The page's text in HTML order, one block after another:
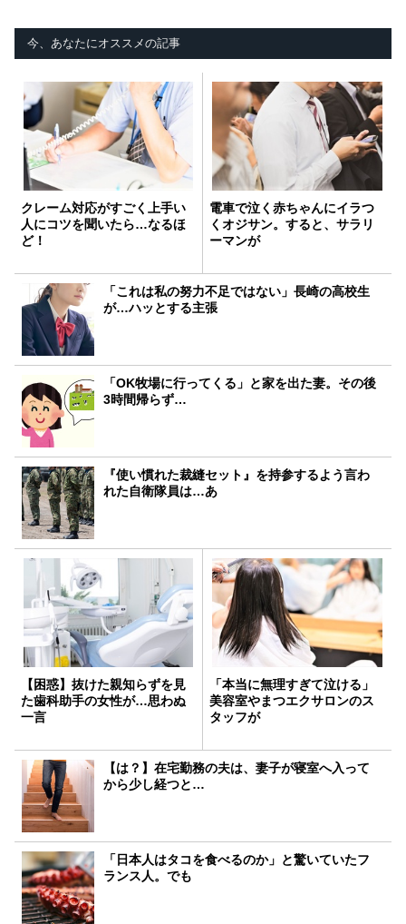
今、あなたにオススメの記事
クレーム対応がすごく上手い
人にコツを聞いたら…なるほ
ど！
電車で泣く赤ちゃんにイラつ
くオジサン。すると、サラリ
ーマンが
「これは私の努力不足ではない」長崎の高校生
が…ハッとする主張
「OK牧場に行ってくる」と家を出た妻。その後
3時間帰らず…
『使い慣れた裁縫セット』を持参するよう言わ
れた自衛隊員は…あ
【困惑】抜けた親知らずを見
た歯科助手の女性が…思わぬ
一言
「本当に無理すぎて泣ける」
美容室やまつエクサロンのス
タッフが
【は？】在宅勤務の夫は、妻子が寝室へ入って
から少し経つと…
「日本人はタコを食べるのか」と驚いていたフ
ランス人。でも